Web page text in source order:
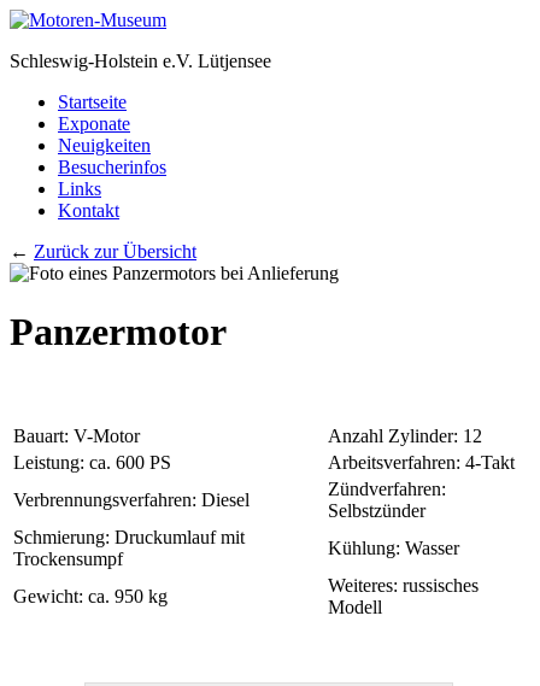
Schleswig-Holstein e.V. Lütjensee
Startseite
Exponate
Neuigkeiten
Besucherinfos
Links
Kontakt
← Zurück zur Übersicht
Panzermotor
Bauart: V-Motor
Anzahl Zylinder: 12
Leistung: ca. 600 PS
Arbeitsverfahren: 4-Takt
Verbrennungsverfahren: Diesel
Zündverfahren:
Selbstzünder
Schmierung: Druckumlauf mit
Trockensumpf
Kühlung: Wasser
Gewicht: ca. 950 kg
Weiteres: russisches
Modell